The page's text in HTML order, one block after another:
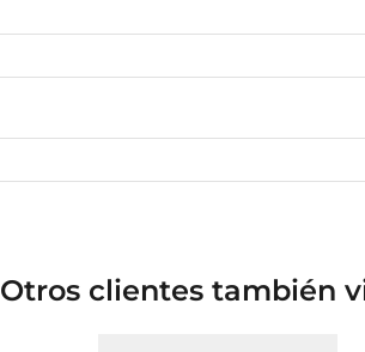
Otros clientes también